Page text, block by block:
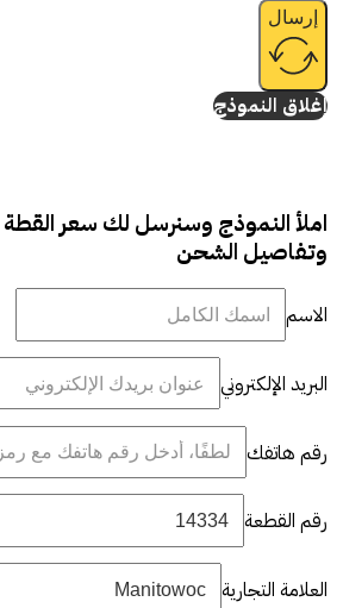
إرسال
إغلاق النموذج
املأ النموذج وسنرسل لك سعر القطة
وتفاصيل الشحن
الاسم
البريد الإلكتروني
رقم هاتفك
رقم القطعة
العلامة التجارية